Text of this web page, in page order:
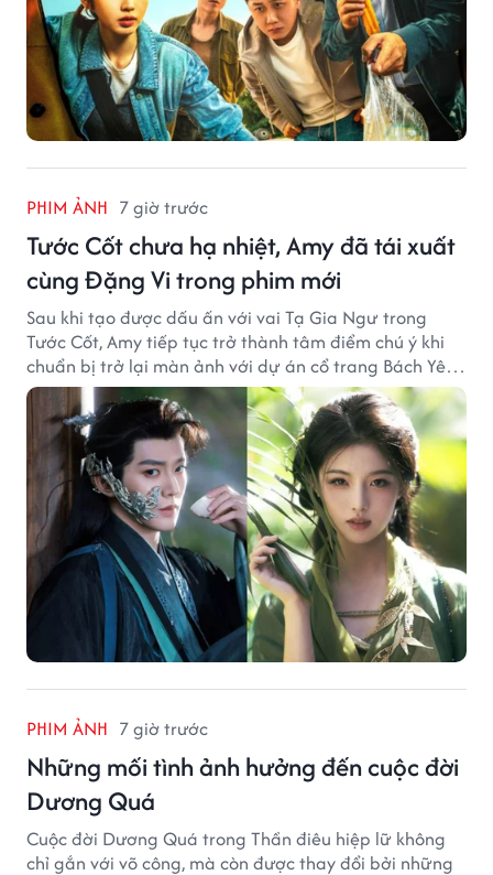
PHIM ẢNH 7 giờ trước
Tước Cốt chưa hạ nhiệt, Amy đã tái xuất
cùng Đặng Vi trong phim mới
Sau khi tạo được dấu ấn với vai Tạ Gia Ngư trong
Tước Cốt, Amy tiếp tục trở thành tâm điểm chú ý khi
chuẩn bị trở lại màn ảnh với dự án cổ trang Bách Yêu
Phổ.
PHIM ẢNH 7 giờ trước
Những mối tình ảnh hưởng đến cuộc đời
Dương Quá
Cuộc đời Dương Quá trong Thần điêu hiệp lữ không
chỉ gắn với võ công, mà còn được thay đổi bởi những